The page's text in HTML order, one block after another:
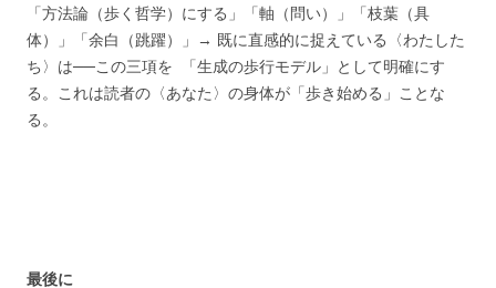
「方法論（歩く哲学）にする」「軸（問い）」「枝葉（具
体）」「余白（跳躍）」→ 既に直感的に捉えている〈わたした
ち〉は──この三項を 「生成の歩行モデル」として明確にす
る。これは読者の〈あなた〉の身体が「歩き始める」ことな
る。
最後に